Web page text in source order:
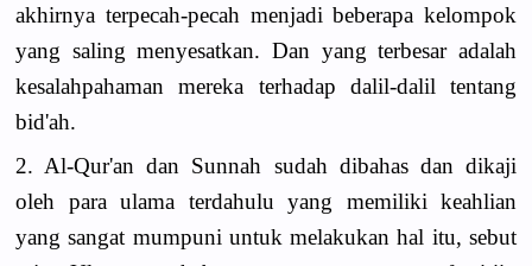
akhirnya terpecah-pecah menjadi beberapa kelompok
yang saling menyesatkan. Dan yang terbesar adalah
kesalahpahaman mereka terhadap dalil-dalil tentang
bid'ah.
2. Al-Qur'an dan Sunnah sudah dibahas dan dikaji
oleh para ulama terdahulu yang memiliki keahlian
yang sangat mumpuni untuk melakukan hal itu, sebut